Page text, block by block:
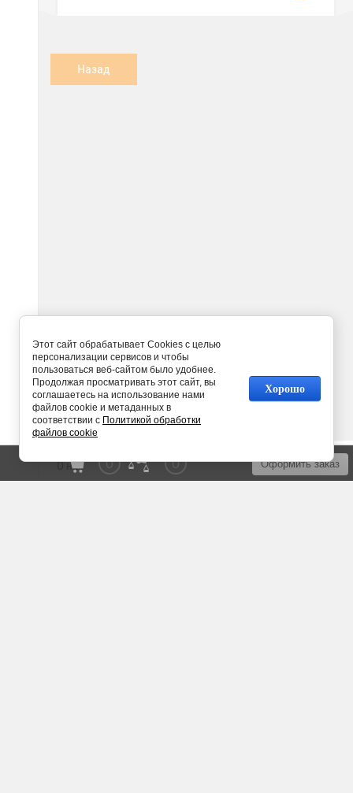
Назад
Оформить заказ
0 0
О нас
Доставка мебели
Этот сайт обрабатывает Cookies с целью
персонализации сервисов и чтобы
пользоваться веб-сайтом было удобнее.
Продолжая просматривать этот сайт, вы
соглашаетесь на использование нами
файлов cookie и метаданных в
соответствии с Политикой обработки
файлов cookie
Хорошо